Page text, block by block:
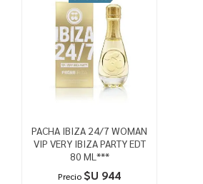
PACHA IBIZA 24/7 WOMAN
VIP VERY IBIZA PARTY EDT
80 ML***
Precio $U 944